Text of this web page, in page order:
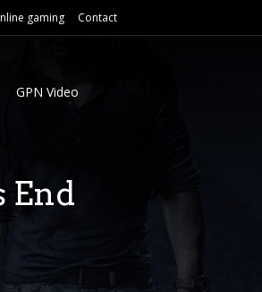
gaming Contact
GPN Video
End